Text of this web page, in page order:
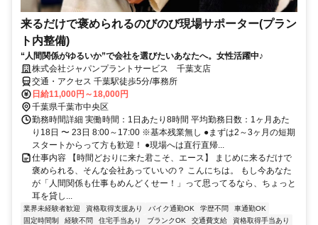
来るだけで褒められるのびのび現場サポーター(プラン
ト内整備)
“人間関係がゆるいか”で会社を選びたいあなたへ。女性活躍中♪
株式会社ジャパンプラントサービス 千葉支店
交通・アクセス 千葉駅徒歩5分/事務所
日給11,000円～18,000円
千葉県千葉市中央区
勤務時間詳細 実働時間：1日あたり8時間 平均勤務日数：1ヶ月あた
り18日 〜 23日 8:00～17:00 ※基本残業無し ●まずは2～3ヶ月の短期
スタートからって方も歓迎！ ●現場へは直行直帰...
仕事内容 【時間どおりに来た君こそ、エース】 まじめに来るだけで
褒められる、そんな会社あっていいの？ こんにちは。 もし今あなた
が「人間関係も仕事もめんどくせー！」って思ってるなら、ちょっと
耳を貸し...
業界未経験者歓迎 資格取得支援あり バイク通勤OK 学歴不問
車通勤OK
固定時間制
経験不問 住宅手当あり ブランクOK 交通費支給
資格取得手当あり